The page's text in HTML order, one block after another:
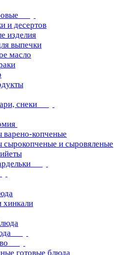
и десертов
изделия
выпечки
масло
снеки
варено-копченые
сырокопченые и сыровяленые
хинкали
готовые блюда